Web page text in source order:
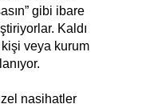
gibi ibare
Kaldı
veya kurum
nasihatler